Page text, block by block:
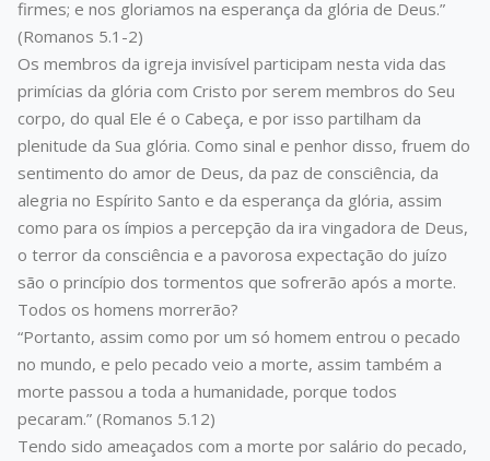
firmes; e nos gloriamos na esperança da glória de Deus.”
(Romanos 5.1-2)
Os membros da igreja invisível participam nesta vida das
primícias da glória com Cristo por serem membros do Seu
corpo, do qual Ele é o Cabeça, e por isso partilham da
plenitude da Sua glória. Como sinal e penhor disso, fruem do
sentimento do amor de Deus, da paz de consciência, da
alegria no Espírito Santo e da esperança da glória, assim
como para os ímpios a percepção da ira vingadora de Deus,
o terror da consciência e a pavorosa expectação do juízo
são o princípio dos tormentos que sofrerão após a morte.
Todos os homens morrerão?
“Portanto, assim como por um só homem entrou o pecado
no mundo, e pelo pecado veio a morte, assim também a
morte passou a toda a humanidade, porque todos
pecaram.” (Romanos 5.12)
Tendo sido ameaçados com a morte por salário do pecado,